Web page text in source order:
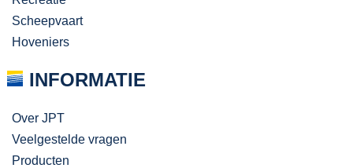
Scheepvaart
Hoveniers
INFORMATIE
Over JPT
Veelgestelde vragen
Producten